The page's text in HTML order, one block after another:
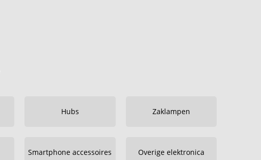
Hubs Zaklampen
Smartphone accessoires Overige elektronica